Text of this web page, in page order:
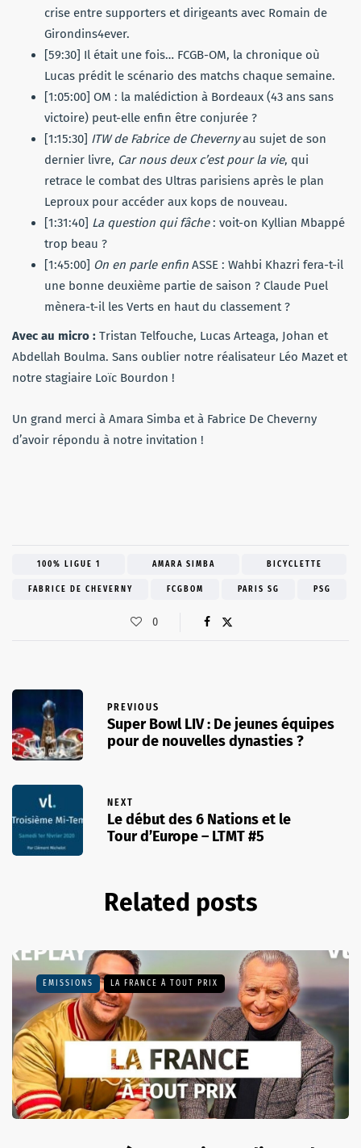
crise entre supporters et dirigeants avec Romain de
Girondins4ever.
[59:30] Il était une fois… FCGB-OM, la chronique où
Lucas prédit le scénario des matchs chaque semaine.
[1:05:00] OM : la malédiction à Bordeaux (43 ans sans
victoire) peut-elle enfin être conjurée ?
[1:15:30] ITW de Fabrice de Chevernyau sujet de son
dernier livre, Car nous deux c’est pour la vie, qui
retrace le combat des Ultras parisiens après le plan
Leproux pour accéder aux kops de nouveau.
[1:31:40] La question qui fâche: voit-on Kyllian Mbappé
trop beau ?
[1:45:00] On en parle enfin ASSE : Wahbi Khazri fera-t-il
une bonne deuxième partie de saison ? Claude Puel
mènera-t-il les Verts en haut du classement ?
Avec au micro : Tristan Telfouche, Lucas Arteaga, Johan et
Abdellah Boulma. Sans oublier notre réalisateur Léo Mazet et
notre stagiaire Loïc Bourdon !
Un grand merci à Amara Simba et à Fabrice De Cheverny
d’avoir répondu à notre invitation !
100% LIGUE 1 AMARA SIMBA BICYCLETTE
FABRICE DE CHEVERNY FCGBOM PARIS SG PSG
0
PREVIOUS
Super Bowl LIV : De jeunes équipes
pour de nouvelles dynasties ?
NEXT
Le début des 6 Nations et le
Tour d’Europe – LTMT #5
Related posts
EMISSIONS LA FRANCE À TOUT PRIX